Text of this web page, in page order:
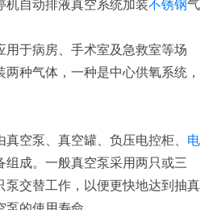
机自动排液真空系统加装不锈钢气
用于病房、手术室及急救室等场
种气体，一种是中心供氧系统，
空泵、真空罐、负压电控柜、 电
组成。一般真空泵采用两只或三
泵交替工作，以便更快地达到抽真